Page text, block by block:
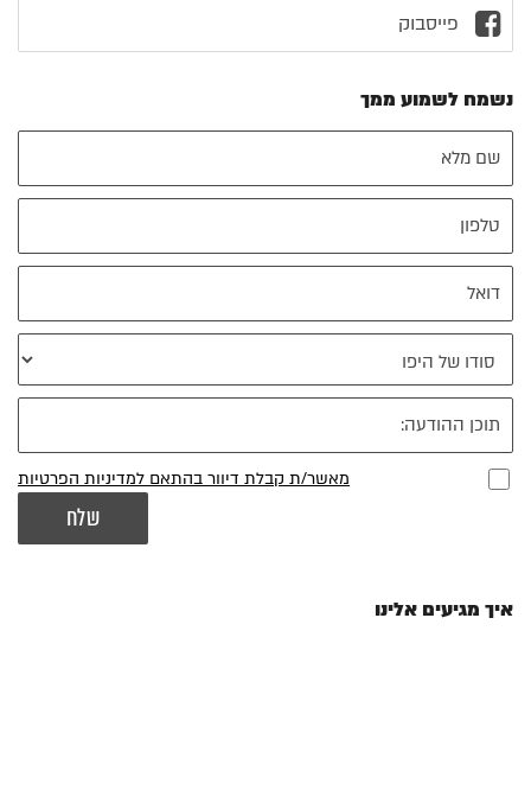
פייסבוק
נשמח לשמוע ממך
מאשר/ת קבלת דיוור בהתאם למדיניות הפרטיות
איך מגיעים אלינו